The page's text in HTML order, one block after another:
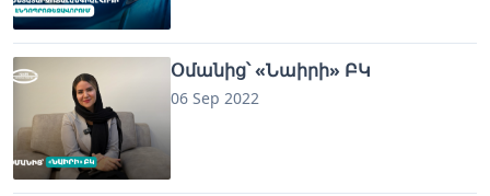
Օմանից՝ «Նաիրի» ԲԿ
06 Sep 2022